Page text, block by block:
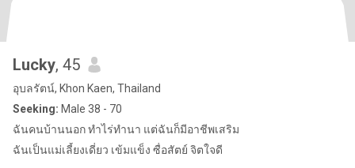
Lucky, 45
อุบลรัตน์, Khon Kaen, Thailand
Seeking: Male 38 - 70
ฉันคนบ้านนอก ทำไร่ทำนา แต่ฉันก็มีอาชีพเสริม
ฉันเป็นแม่เลี้ยงเดี่ยว เข้มแข็ง ซื่อสัตย์ จิตใจดี